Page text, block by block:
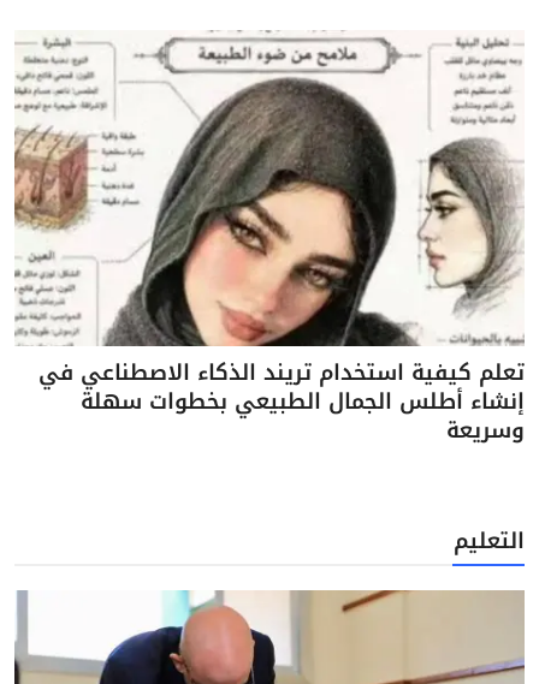
تعلم كيفية استخدام تريند الذكاء الاصطناعي في
إنشاء أطلس الجمال الطبيعي بخطوات سهلة
وسريعة
التعليم